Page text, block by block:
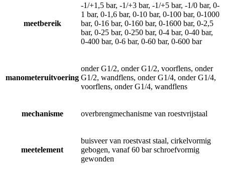
meetbereik
-1/+1,5 bar, -1/+3 bar, -1/+5 bar, -1/0 bar, 0-
1 bar, 0-1,6 bar, 0-10 bar, 0-100 bar, 0-1000
bar, 0-16 bar, 0-160 bar, 0-1600 bar, 0-2,5
bar, 0-25 bar, 0-250 bar, 0-4 bar, 0-40 bar,
0-400 bar, 0-6 bar, 0-60 bar, 0-600 bar
manometeruitvoering
onder G1/2, onder G1/2, voorflens, onder
G1/2, wandflens, onder G1/4, onder G1/4,
voorflens, onder G1/4, wandflens
mechanisme overbrengmechanisme van roestvrijstaal
meetelement
buisveer van roestvast staal, cirkelvormig
gebogen, vanaf 60 bar schroefvormig
gewonden